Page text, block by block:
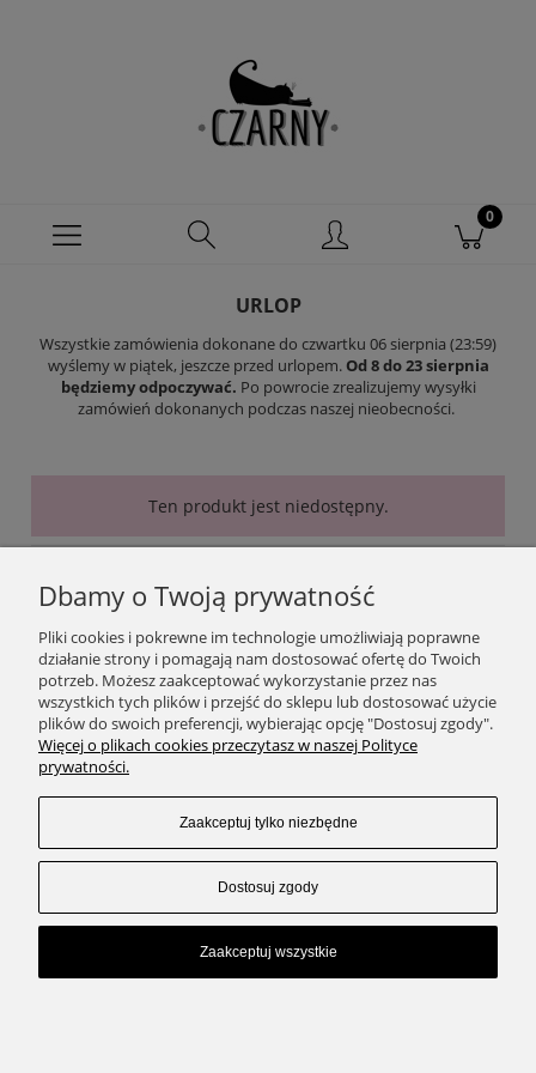
URLOP
Wszystkie zamówienia dokonane do czwartku 06 sierpnia (23:59)
wyślemy w piątek, jeszcze przed urlopem. Od 8 do 23 sierpnia
będziemy odpoczywać. Po powrocie zrealizujemy wysyłki
zamówień dokonanych podczas naszej nieobecności.
Ten produkt jest niedostępny.
Podaj swój adres e-mail, jeżeli chcesz otrzymywać
informacje o nowościach i promocjach.
Zapisz się
SKLEP
ZAKUPY
Dbamy o Twoją prywatność
Pliki cookies i pokrewne im technologie umożliwiają poprawne
działanie strony i pomagają nam dostosować ofertę do Twoich
potrzeb. Możesz zaakceptować wykorzystanie przez nas
wszystkich tych plików i przejść do sklepu lub dostosować użycie
plików do swoich preferencji, wybierając opcję "Dostosuj zgody".
Więcej o plikach cookies przeczytasz w naszej Polityce
prywatności.
Zaakceptuj tylko niezbędne
Dostosuj zgody
Zaakceptuj wszystkie